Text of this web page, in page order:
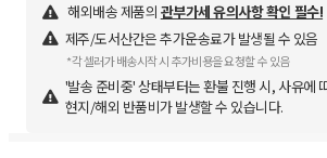
해외배송 제품의 관부가세 유의사항 확인 필수!
제주/도서산간은 추가운송료가 발생될 수 있음
*각 셀러가 배송시작 시 추가비용을 요청할 수 있음
'발송 준비중' 상태부터는 환불 진행 시, 사유에
현지/해외 반품비가 발생할 수 있습니다.